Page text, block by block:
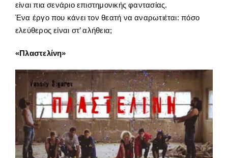
είναι πια σενάριο επιστημονικής φαντασίας.
Ένα έργο που κάνει τον θεατή να αναρωτιέται: πόσο
ελεύθερος είναι στ’ αλήθεια;
«Πλαστελίνη»